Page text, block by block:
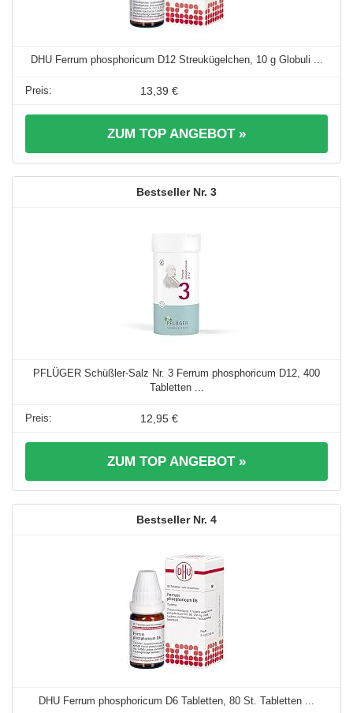
DHU Ferrum phosphoricum D12 Streukügelchen, 10 g Globuli ...
13,39 €
ZUM TOP ANGEBOT »
3
PFLÜGER Schüßler-Salz Nr. 3 Ferrum phosphoricum D12, 400
Tabletten ...
12,95 €
ZUM TOP ANGEBOT »
4
DHU Ferrum phosphoricum D6 Tabletten, 80 St. Tabletten ...